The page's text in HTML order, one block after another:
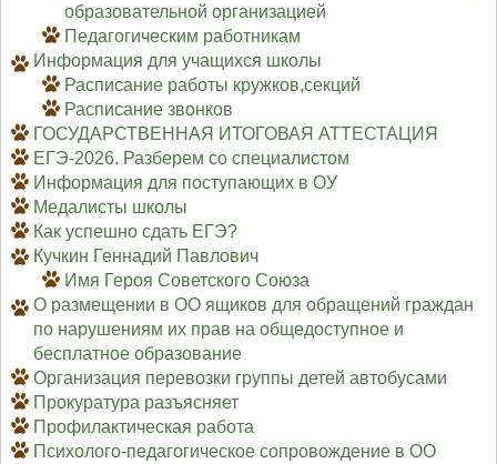
образовательной организацией
Педагогическим работникам
Информация для учащихся школы
Расписание работы кружков,секций
Расписание звонков
ГОСУДАРСТВЕННАЯ ИТОГОВАЯ АТТЕСТАЦИЯ
ЕГЭ-2026. Разберем со специалистом
Информация для поступающих в ОУ
Медалисты школы
Как успешно сдать ЕГЭ?
Кучкин Геннадий Павлович
Имя Героя Советского Союза
О размещении в ОО ящиков для обращений граждан
по нарушениям их прав на общедоступное и
бесплатное образование
Организация перевозки группы детей автобусами
Прокуратура разъясняет
Профилактическая работа
Психолого-педагогическое сопровождение в ОО